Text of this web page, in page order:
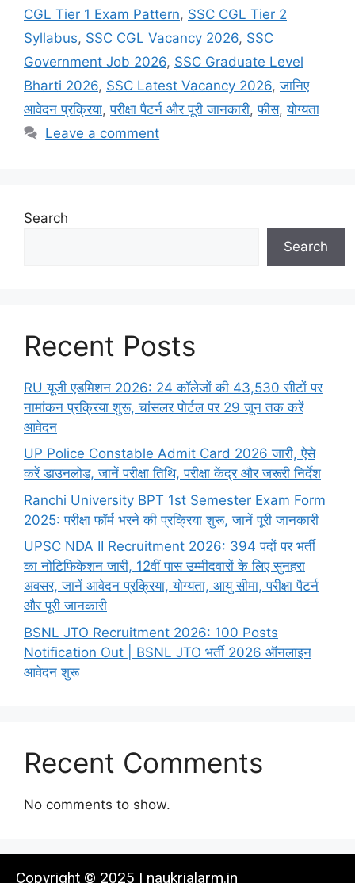
CGL Tier 1 Exam Pattern, SSC CGL Tier 2
Syllabus, SSC CGL Vacancy 2026, SSC
Government Job 2026, SSC Graduate Level
Bharti 2026, SSC Latest Vacancy 2026,जानिए
आवेदन प्रक्रिया,परीक्षा पैटर्न और पूरी जानकारी,फीस,योग्यता
Leave a comment
Search
Search
Recent Posts
RU यूजी एडमिशन 2026: 24 कॉलेजों की 43,530 सीटों पर
नामांकन प्रक्रिया शुरू, चांसलर पोर्टल पर 29 जून तक करें
आवेदन
UP Police Constable Admit Card 2026 जारी, ऐसे
करें डाउनलोड, जानें परीक्षा तिथि, परीक्षा केंद्र और जरूरी निर्देश
Ranchi University BPT 1st Semester Exam Form
2025: परीक्षा फॉर्म भरने की प्रक्रिया शुरू, जानें पूरी जानकारी
UPSC NDA II Recruitment 2026: 394 पदों पर भर्ती
का नोटिफिकेशन जारी, 12वीं पास उम्मीदवारों के लिए सुनहरा
अवसर, जानें आवेदन प्रक्रिया, योग्यता, आयु सीमा, परीक्षा पैटर्न
और पूरी जानकारी
BSNL JTO Recruitment 2026: 100 Posts
Notification Out | BSNL JTO भर्ती 2026 ऑनलाइन
आवेदन शुरू
Recent Comments
No comments to show.
Copyright © 2025 | naukrialarm.in